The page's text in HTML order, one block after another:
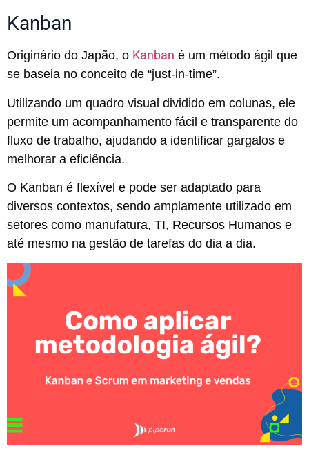
Kanban
Originário do Japão, o Kanban é um método ágil que
se baseia no conceito de “just-in-time”.
Utilizando um quadro visual dividido em colunas, ele
permite um acompanhamento fácil e transparente do
fluxo de trabalho, ajudando a identificar gargalos e
melhorar a eficiência.
O Kanban é flexível e pode ser adaptado para
diversos contextos, sendo amplamente utilizado em
setores como manufatura, TI, Recursos Humanos e
até mesmo na gestão de tarefas do dia a dia.